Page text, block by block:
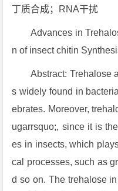
丁质合成；RNA干扰
Advances in
n of insect chitin
Abstract: Trehalose
s widely found in
ebrates. Moreover,
ugarrsquo;, since it is
es in insects, which
cal processes, such as
d so on. The trehalose